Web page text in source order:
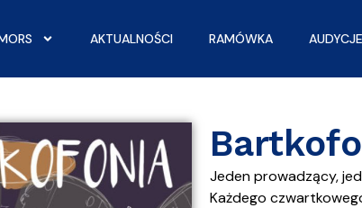
AKTUALNOŚCI RAMÓWKA AUDYCJE
Jeden prowadzący,
Każdego